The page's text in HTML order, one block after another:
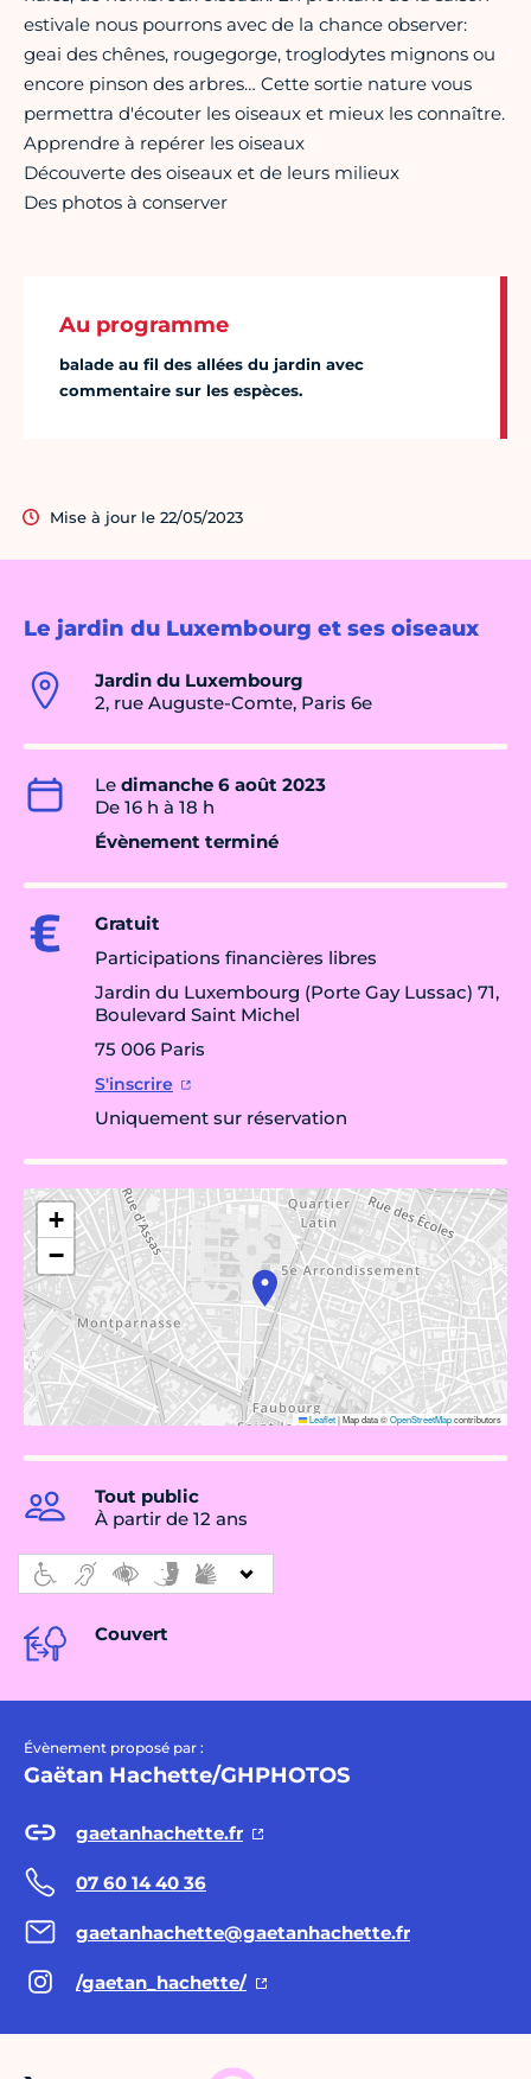
Le jardin du Luxembourg et ses oiseaux
Jardin du Luxembourg
2, rue Auguste-Comte, Paris 6e
Le dimanche 6 août 2023
De 16 h à 18 h
Évènement terminé
Gratuit
Participations financières libres
Jardin du Luxembourg (Porte Gay Lussac) 71,
Boulevard Saint Michel
75 006 Paris
S'inscrire
Uniquement sur réservation
+
−
Leaflet|Map data ©OpenStreetMapcontributors
Tout public
À partir de 12 ans
Couvert
Évènement proposé par :
Gaëtan Hachette/GHPHOTOS
gaetanhachette.fr
07 60 14 40 36
gaetanhachette@gaetanhachette.fr
/gaetan_hachette/
estivale nous pourrons avec de la chance observer:
geai des chênes, rougegorge, troglodytes mignons ou
encore pinson des arbres… Cette sortie nature vous
permettra d'écouter les oiseaux et mieux les connaître.
Apprendre à repérer les oiseaux
Découverte des oiseaux et de leurs milieux
Des photos à conserver
Au programme
balade au fil des allées du jardin avec
commentaire sur les espèces.
Mise à jour le 22/05/2023